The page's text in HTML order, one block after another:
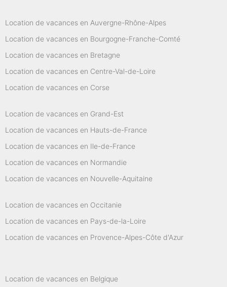
Location de vacances en Auvergne-Rhône-Alpes
Location de vacances en Bourgogne-Franche-Comté
Location de vacances en Bretagne
Location de vacances en Centre-Val-de-Loire
Location de vacances en Corse
Location de vacances en Grand-Est
Location de vacances en Hauts-de-France
Location de vacances en Ile-de-France
Location de vacances en Normandie
Location de vacances en Nouvelle-Aquitaine
Location de vacances en Occitanie
Location de vacances en Pays-de-la-Loire
Location de vacances en Provence-Alpes-Côte d'Azur
Location de vacances en Belgique